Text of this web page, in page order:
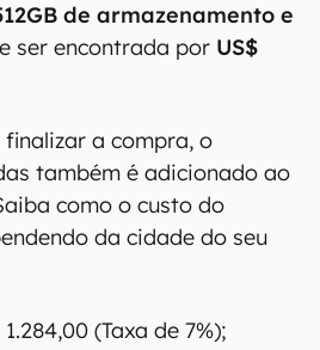
de armazenamento e
ser encontrada por US$
a compra, o
também é adicionado ao
como o custo do
da cidade do seu
1.284,00 (Taxa de 7%);